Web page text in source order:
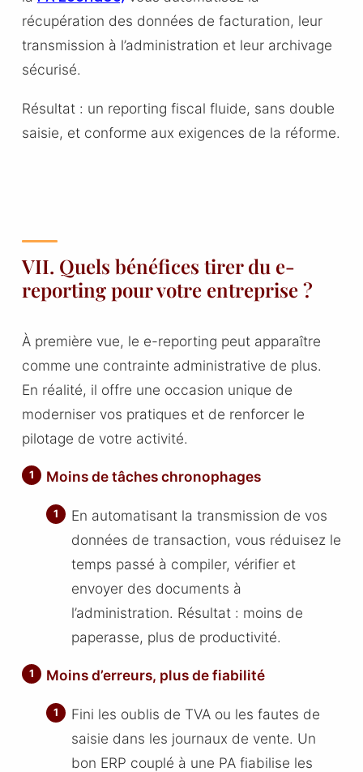
récupération des données de facturation, leur
transmission à l’administration et leur archivage
sécurisé.
Résultat : un reporting fiscal fluide, sans double
saisie, et conforme aux exigences de la réforme.
VII. Quels bénéfices tirer du e-
reporting pour votre entreprise ?
À première vue, le e-reporting peut apparaître
comme une contrainte administrative de plus.
En réalité, il offre une occasion unique de
moderniser vos pratiques et de renforcer le
pilotage de votre activité.
Moins de tâches chronophages
En automatisant la transmission de vos
données de transaction, vous réduisez le
temps passé à compiler, vérifier et
envoyer des documents à
l’administration. Résultat : moins de
paperasse, plus de productivité.
Moins d’erreurs, plus de fiabilité
Fini les oublis de TVA ou les fautes de
saisie dans les journaux de vente. Un
bon ERP couplé à une PA fiabilise les